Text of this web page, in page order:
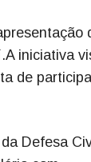
iniciativa
de
Defesa